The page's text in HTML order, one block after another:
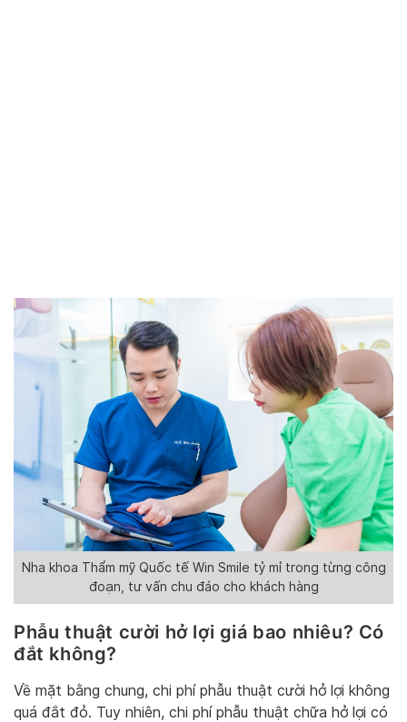
Nha khoa Thẩm mỹ Quốc tế Win Smile tỷ mỉ trong từng công
đoạn, tư vấn chu đáo cho khách hàng
Phẫu thuật cười hở lợi giá bao nhiêu? Có
đắt không?
Về mặt bằng chung, chi phí phẫu thuật cười hở lợi không
quá đắt đỏ. Tuy nhiên, chi phí phẫu thuật chữa hở lợi có